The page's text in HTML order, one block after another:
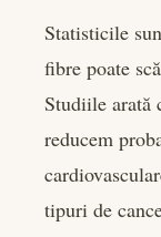
Statisticile
fibre poate
Studiile arată
reducem
tipuri de